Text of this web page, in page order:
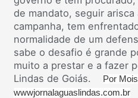
de mandato, seguir
campanha, tem
normalidade de um
sabe o desafio é grande
muito a prestar e a fazer
Lindas de Goiás.
Por
wwwjornalaguaslindas.com.br